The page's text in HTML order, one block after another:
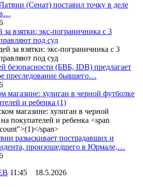
(Сенат) поставил точку в деле
за взятки: экс-пограничника с 3
под суд
безопасности (БВБ, IDB) предлагает
преследование бывшего…
магазине: хулиган в черной футболке
и ребенка (1)
разыскивает пострадавших и
произошедшего в Юрмале,…
11:45 18.5.2026